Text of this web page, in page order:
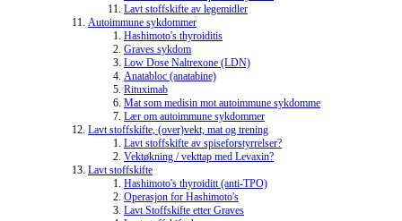
Lavt stoffskifte av legemidler
Autoimmune sykdommer
Hashimoto's thyroiditis
Graves sykdom
Low Dose Naltrexone (LDN)
Anatabloc (anatabine)
Rituximab
Mat som medisin mot autoimmune sykdomme
Lær om autoimmune sykdommer
Lavt stoffskifte, (over)vekt, mat og trening
Lavt stoffskifte av spiseforstyrrelser?
Vektøkning / vekttap med Levaxin?
Lavt stoffskifte
Hashimoto's thyroiditt (anti-TPO)
Operasjon for Hashimoto's
Lavt Stoffskifte etter Graves